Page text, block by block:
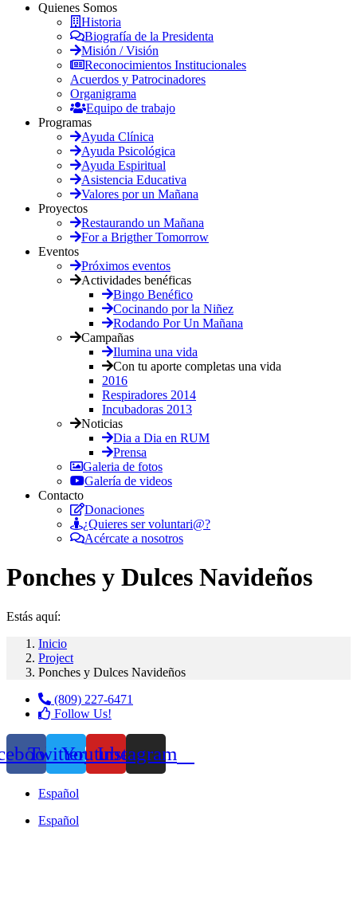
Quienes Somos
Historia
Biografía de la Presidenta
Misión / Visión
Reconocimientos Institucionales
Acuerdos y Patrocinadores
Organigrama
Equipo de trabajo
Programas
Ayuda Clínica
Ayuda Psicológica
Ayuda Espiritual
Asistencia Educativa
Valores por un Mañana
Proyectos
Restaurando un Mañana
For a Brigther Tomorrow
Eventos
Próximos eventos
Actividades benéficas
Bingo Benéfico
Cocinando por la Niñez
Rodando Por Un Mañana
Campañas
Ilumina una vida
Con tu aporte completas una vida
2016
Respiradores 2014
Incubadoras 2013
Noticias
Dia a Dia en RUM
Prensa
Galeria de fotos
Galería de videos
Contacto
Donaciones
¿Quieres ser voluntari@?
Acércate a nosotros
Ponches y Dulces Navideños
Estás aquí:
Inicio
Project
Ponches y Dulces Navideños
(809) 227-6471
Follow Us!
TwitterYoutubeInstagram
Español
Español